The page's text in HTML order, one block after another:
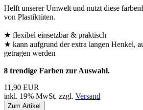
Helft unserer Umwelt und nutzt diese
von Plastiktüten.
★ flexibel einsetzbar & praktisch
★ kann aufgrund der extra langen Henkel,
getragen werden
8 trendige Farben zur Auswahl.
11,90 EUR
inkl. 19% MwSt. zzgl. Versand
Zum Artikel